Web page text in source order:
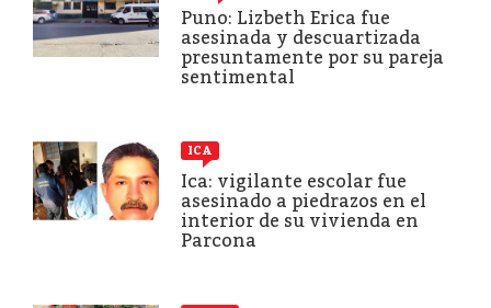
Puno: Lizbeth Erica fue
asesinada y descuartizada
presuntamente por su pareja
sentimental
ICA
Ica: vigilante escolar fue
asesinado a piedrazos en el
interior de su vivienda en
Parcona